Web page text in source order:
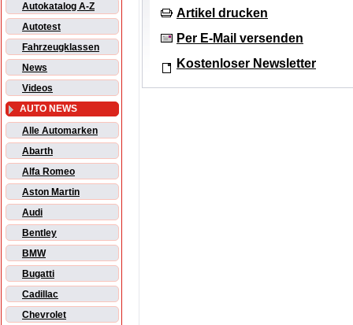
Autokatalog A-Z
Autotest
Fahrzeugklassen
News
Videos
AUTO NEWS
Alle Automarken
Abarth
Alfa Romeo
Aston Martin
Audi
Bentley
BMW
Bugatti
Cadillac
Chevrolet
Artikel drucken
Per E-Mail versenden
Kostenloser Newsletter